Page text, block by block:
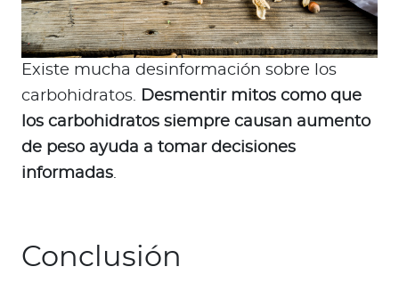
Existe mucha desinformación sobre los
carbohidratos. Desmentir mitos como que
los carbohidratos siempre causan aumento
de peso ayuda a tomar decisiones
informadas.
Conclusión